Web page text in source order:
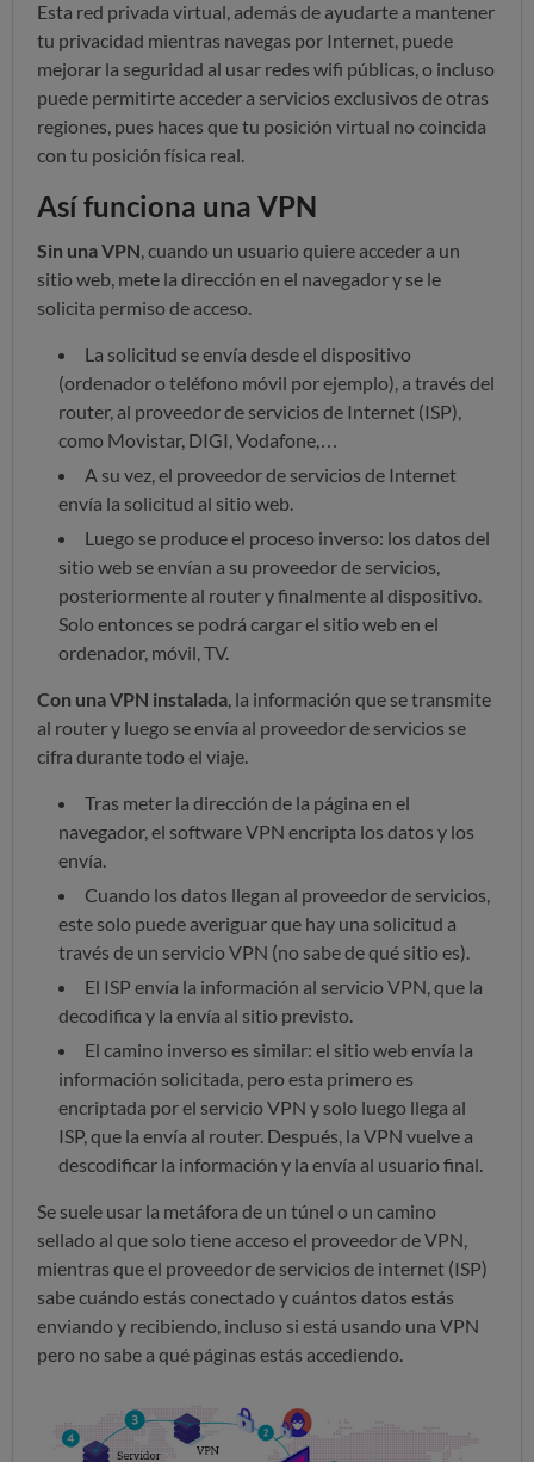
Esta red privada virtual, además de ayudarte a mantener
tu privacidad mientras navegas por Internet, puede
mejorar la seguridad al usar redes wifi públicas, o incluso
puede permitirte acceder a servicios exclusivos de otras
regiones, pues haces que tu posición virtual no coincida
con tu posición física real.
Así funciona una VPN
Sin una VPN , cuando un usuario quiere acceder a un
sitio web, mete la dirección en el navegador y se le
solicita permiso de acceso.
La solicitud se envía desde el dispositivo
(ordenador o teléfono móvil por ejemplo), a través del
router, al proveedor de servicios de Internet (ISP),
como Movistar, DIGI, Vodafone,…
A su vez, el proveedor de servicios de Internet
envía la solicitud al sitio web.
Luego se produce el proceso inverso: los datos del
sitio web se envían a su proveedor de servicios,
posteriormente al router y finalmente al dispositivo.
Solo entonces se podrá cargar el sitio web en el
ordenador, móvil, TV.
Con una VPN instalada , la información que se transmite
al router y luego se envía al proveedor de servicios se
cifra durante todo el viaje.
Tras meter la dirección de la página en el
navegador, el software VPN encripta los datos y los
envía.
Cuando los datos llegan al proveedor de servicios,
este solo puede averiguar que hay una solicitud a
través de un servicio VPN (no sabe de qué sitio es).
El ISP envía la información al servicio VPN, que la
decodifica y la envía al sitio previsto.
El camino inverso es similar: el sitio web envía la
información solicitada, pero esta primero es
encriptada por el servicio VPN y solo luego llega al
ISP, que la envía al router. Después, la VPN vuelve a
descodificar la información y la envía al usuario final.
Se suele usar la metáfora de un túnel o un camino
sellado al que solo tiene acceso el proveedor de VPN,
mientras que el proveedor de servicios de internet (ISP)
sabe cuándo estás conectado y cuántos datos estás
enviando y recibiendo, incluso si está usando una VPN
pero no sabe a qué páginas estás accediendo.